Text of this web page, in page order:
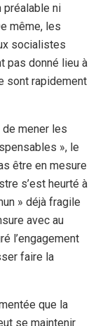
préalable ni
même, les
socialistes
pas donné lieu à
sont rapidement
de mener les
», le
être en mesure
s’est heurté à
» déjà fragile
avec au
l’engagement
faire la
que la
se maintenir